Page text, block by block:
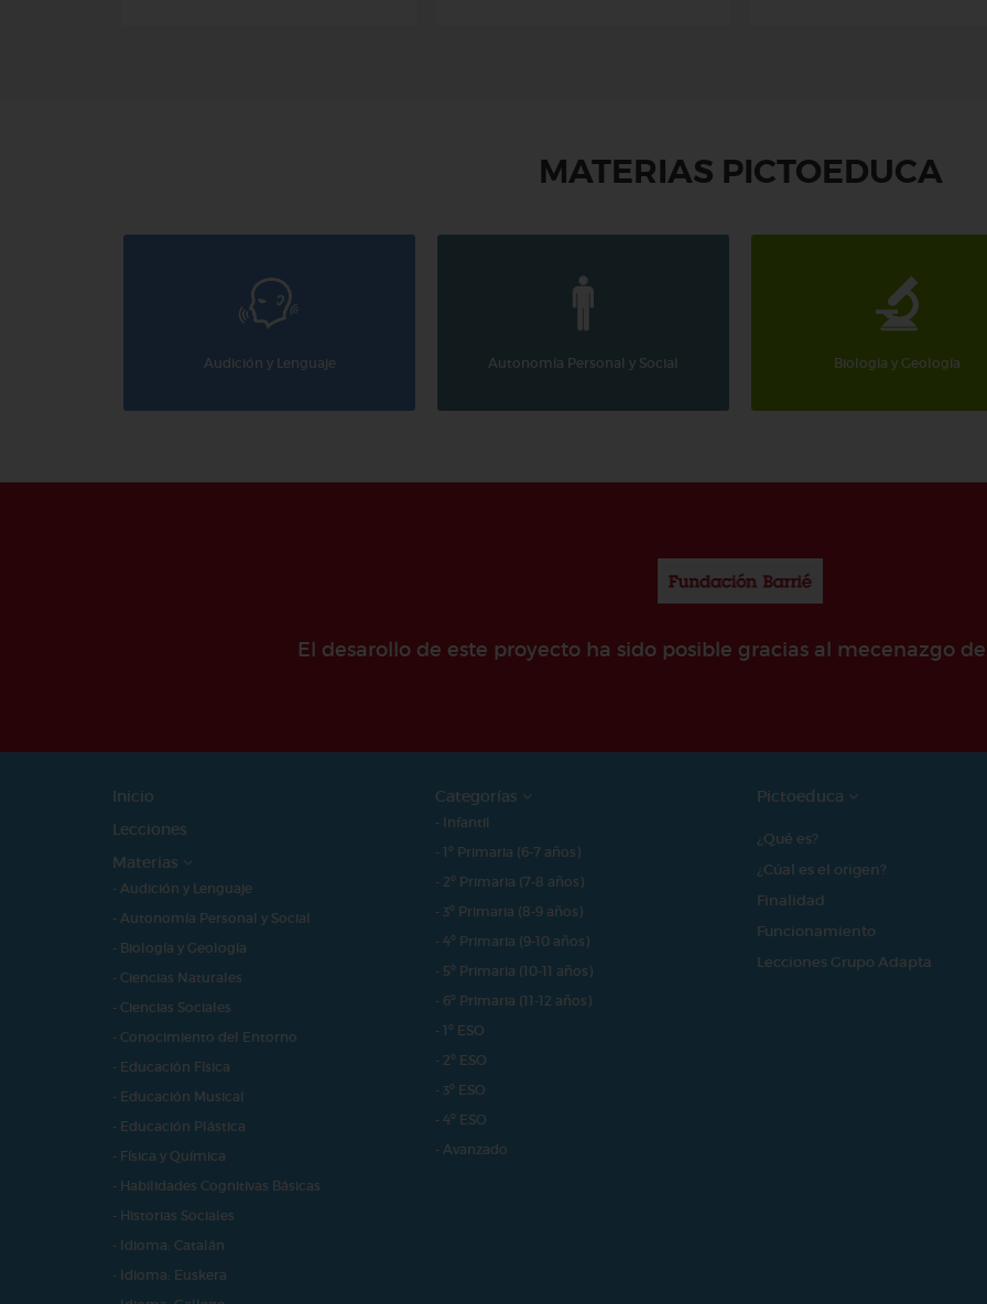
MATERIAS PICTOEDUCA
Audición y Lenguaje Autonomía Personal y Social Biología y Geología
El desarollo de este proyecto ha sido posible gracias al mecenazgo
Inicio
Lecciones
Materias
- Audición y Lenguaje
- Autonomía Personal y Social
- Biología y Geología
- Ciencias Naturales
- Ciencias Sociales
- Conocimiento del Entorno
- Educación Física
- Educación Musical
- Educación Plástica
- Física y Química
- Habilidades Cognitivas Básicas
- Historias Sociales
- Idioma: Catalán
- Idioma: Euskera
Categorías
- Infantil
- 1º Primaria (6-7 años)
- 2º Primaria (7-8 años)
- 3º Primaria (8-9 años)
- 4º Primaria (9-10 años)
- 5º Primaria (10-11 años)
- 6º Primaria (11-12 años)
- 1º ESO
- 2º ESO
- 3º ESO
- 4º ESO
- Avanzado
Pictoeduca
¿Qué es?
¿Cúal es el origen?
Finalidad
Funcionamiento
Lecciones Grupo Adapta